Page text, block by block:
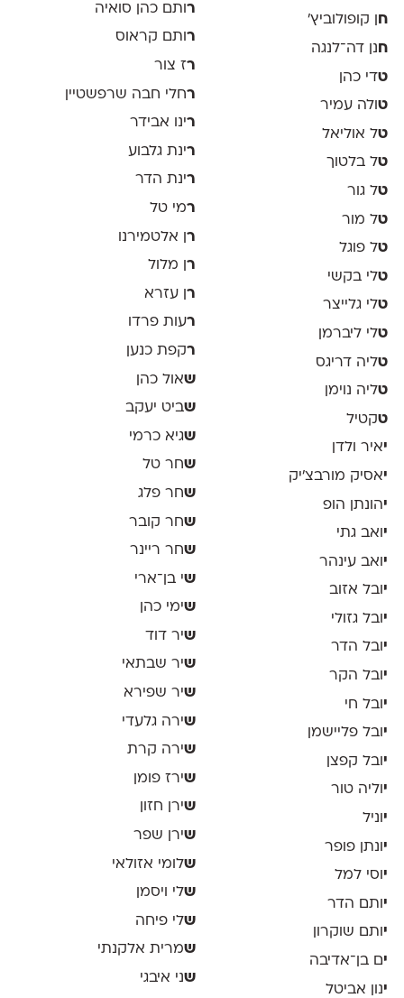
ח ן קופולוביץ'
ח נן דה־לנגה
טדי כהן
טולה עמיר
טל אוליאל
טל בלטוך
טל גור
טל מור
טל פוגל
טלי בקשי
טלי גלייצר
טלי ליברמן
טליה דריגס
טליה נוימן
טקטיל
יאיר ולדן
יאסיק מורבצ'יק
יהונתן הופ
י ואב גתי
י ואב עינהר
יובל אזוב
י ובל גזולי
יובל הדר
י ובל הקר
י ובל חי
יובל פליישמן
י ובל קפצן
יוליה טור
י וניל
י ונתן פופר
יוסי למל
י ותם הדר
יותם שוקרון
ים בן־אדיבה
ינון אביטל
ר ותם כהן סואיה
רותם קראוס
רז צור
רחלי חבה שרפשטיין
רינו אבידר
רינת גלבוע
רינת הדר
רמי טל
רן אלטמירנו
ר ן מלול
ר ן עזרא
רעות פרדו
רקפת כנען
שאול כהן
שביט יעקב
שגיא כרמי
שחר טל
שחר פלג
שחר קובר
שחר ריינר
שי בן־ארי
שימי כהן
שיר דוד
שיר שבתאי
שיר שפירא
שירה גלעדי
שירה קרת
שירז פומן
שירן חזון
שירן שפר
שלומי אזולאי
שלי ויסמן
שלי פיחה
שמרית אלקנתי
שני איבגי